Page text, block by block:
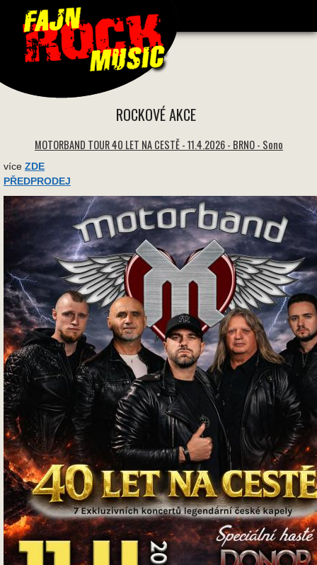
ROCKOVÉ AKCE
MOTORBAND TOUR 40 LET NA CESTĚ - 11.4.2026 - BRNO - Sono
více ZDE
PŘEDPRODEJ